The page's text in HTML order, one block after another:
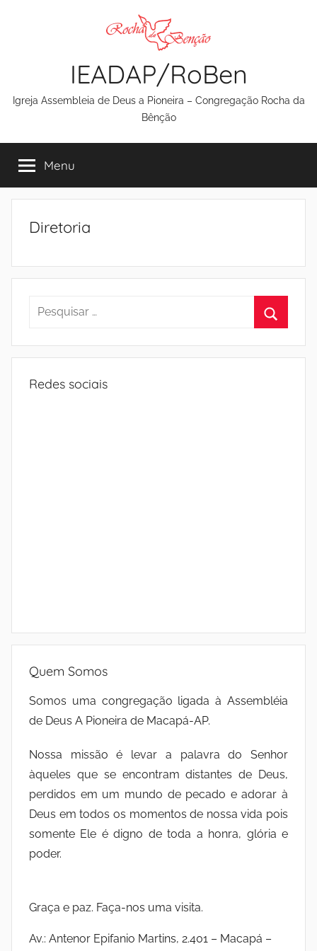
IEADAP/RoBen
Igreja Assembleia de Deus a Pioneira – Congregação Rocha da
Bênção
Menu
Diretoria
Pesquisar
Redes sociais
Quem Somos
Somos uma congregação ligada à Assembléia
de Deus A Pioneira de Macapá-AP.
Nossa missão é levar a palavra do Senhor
àqueles que se encontram distantes de Deus,
perdidos em um mundo de pecado e adorar à
Deus em todos os momentos de nossa vida pois
somente Ele é digno de toda a honra, glória e
poder.
Graça e paz. Faça-nos uma visita.
Av.: Antenor Epifanio Martins, 2.401 – Macapá –